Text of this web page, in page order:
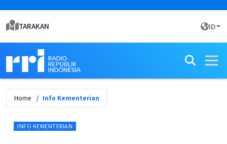
TARAKAN ID
Home Info Kementerian
INFO KEMENTERIAN